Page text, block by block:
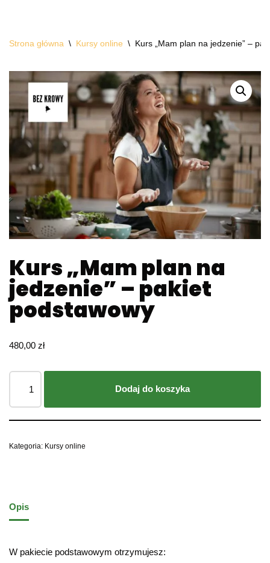
do
Strona główna \ Kursy online \ Kurs „Mam plan na jedzenie” –
Kurs „Mam plan na
jedzenie” – pakiet
podstawowy
480,00 zł
Dodaj do koszyka
Kategoria: Kursy online
Opis
W pakiecie podstawowym otrzymujesz: